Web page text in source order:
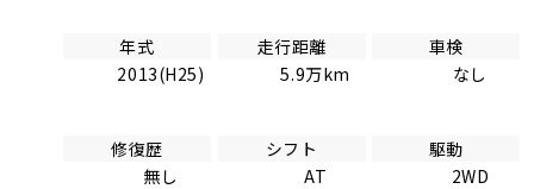
年式
2013(H25)
走行距離
5.9万km
車検
なし
修復歴
無し
シフト
AT
駆動
2WD